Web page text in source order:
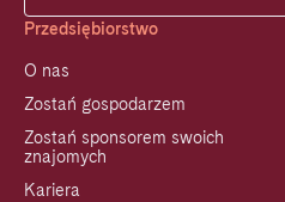
Przedsiębiorstwo
O nas
Zostań gospodarzem
Zostań sponsorem swoich
znajomych
Kariera